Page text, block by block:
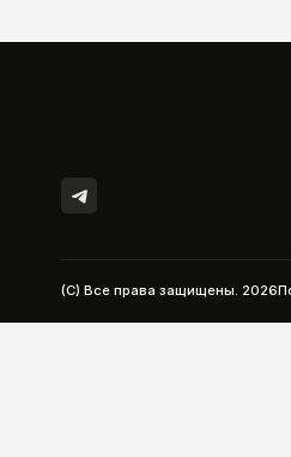
(C) Все права защищены. 2026